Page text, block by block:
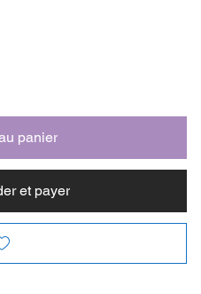
panier
et payer